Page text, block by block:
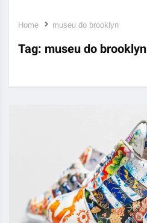
Home museu do brooklyn
Tag: museu do brooklyn